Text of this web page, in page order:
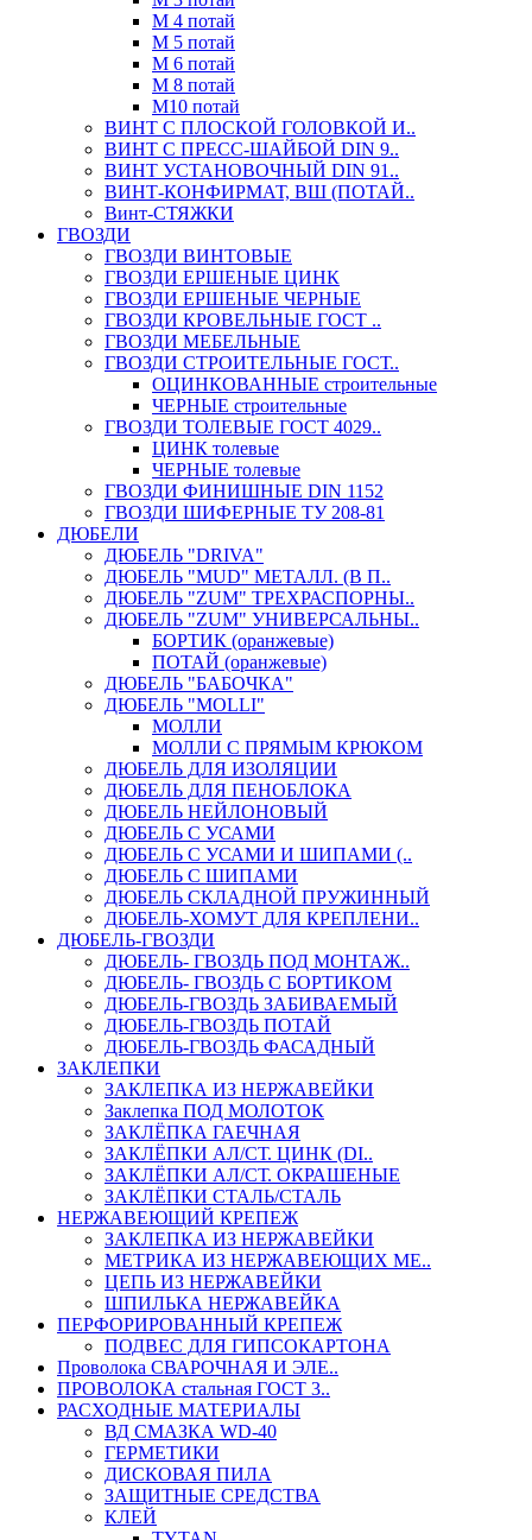
М 4 потай
М 5 потай
М 6 потай
М 8 потай
М10 потай
ВИНТ С ПЛОСКОЙ ГОЛОВКОЙ И..
ВИНТ С ПРЕСС-ШАЙБОЙ DIN 9..
ВИНТ УСТАНОВОЧНЫЙ DIN 91..
ВИНТ-КОНФИРМАТ, ВШ (ПОТАЙ..
Винт-СТЯЖКИ
ГВОЗДИ
ГВОЗДИ ВИНТОВЫЕ
ГВОЗДИ ЕРШЕНЫЕ ЦИНК
ГВОЗДИ ЕРШЕНЫЕ ЧЕРНЫЕ
ГВОЗДИ КРОВЕЛЬНЫЕ ГОСТ ..
ГВОЗДИ МЕБЕЛЬНЫЕ
ГВОЗДИ СТРОИТЕЛЬНЫЕ ГОСТ..
ОЦИНКОВАННЫЕ строительные
ЧЕРНЫЕ строительные
ГВОЗДИ ТОЛЕВЫЕ ГОСТ 4029..
ЦИНК толевые
ЧЕРНЫЕ толевые
ГВОЗДИ ФИНИШНЫЕ DIN 1152
ГВОЗДИ ШИФЕРНЫЕ ТУ 208-81
ДЮБЕЛИ
ДЮБЕЛЬ "DRIVA"
ДЮБЕЛЬ "MUD" МЕТАЛЛ. (В П..
ДЮБЕЛЬ "ZUM" ТРЕХРАСПОРНЫ..
ДЮБЕЛЬ "ZUM" УНИВЕРСАЛЬНЫ..
БОРТИК (оранжевые)
ПОТАЙ (оранжевые)
ДЮБЕЛЬ "БАБОЧКА"
ДЮБЕЛЬ "МOLLI"
МОЛЛИ
МОЛЛИ С ПРЯМЫМ КРЮКОМ
ДЮБЕЛЬ ДЛЯ ИЗОЛЯЦИИ
ДЮБЕЛЬ ДЛЯ ПЕНОБЛОКА
ДЮБЕЛЬ НЕЙЛОНОВЫЙ
ДЮБЕЛЬ С УСАМИ
ДЮБЕЛЬ С УСАМИ И ШИПАМИ (..
ДЮБЕЛЬ С ШИПАМИ
ДЮБЕЛЬ СКЛАДНОЙ ПРУЖИННЫЙ
ДЮБЕЛЬ-ХОМУТ ДЛЯ КРЕПЛЕНИ..
ДЮБЕЛЬ-ГВОЗДИ
ДЮБЕЛЬ- ГВОЗДЬ ПОД МОНТАЖ..
ДЮБЕЛЬ- ГВОЗДЬ С БОРТИКОМ
ДЮБЕЛЬ-ГВОЗДЬ ЗАБИВАЕМЫЙ
ДЮБЕЛЬ-ГВОЗДЬ ПОТАЙ
ДЮБЕЛЬ-ГВОЗДЬ ФАСАДНЫЙ
ЗАКЛЕПКИ
ЗАКЛЕПКА ИЗ НЕРЖАВЕЙКИ
Заклепка ПОД МОЛОТОК
ЗАКЛЁПКА ГАЕЧНАЯ
ЗАКЛЁПКИ АЛ/СТ. ЦИНК (DI..
ЗАКЛЁПКИ АЛ/СТ. ОКРАШЕНЫЕ
ЗАКЛЁПКИ СТАЛЬ/СТАЛЬ
НЕРЖАВЕЮЩИЙ КРЕПЕЖ
ЗАКЛЕПКА ИЗ НЕРЖАВЕЙКИ
МЕТРИКА ИЗ НЕРЖАВЕЮЩИХ МЕ..
ЦЕПЬ ИЗ НЕРЖАВЕЙКИ
ШПИЛЬКА НЕРЖАВЕЙКА
ПЕРФОРИРОВАННЫЙ КРЕПЕЖ
ПОДВЕС ДЛЯ ГИПСОКАРТОНА
Проволока СВАРОЧНАЯ И ЭЛЕ..
ПРОВОЛОКА стальная ГОСТ 3..
РАСХОДНЫЕ МАТЕРИАЛЫ
ВД СМАЗКА WD-40
ГЕРМЕТИКИ
ДИСКОВАЯ ПИЛА
ЗАЩИТНЫЕ СРЕДСТВА
КЛЕЙ